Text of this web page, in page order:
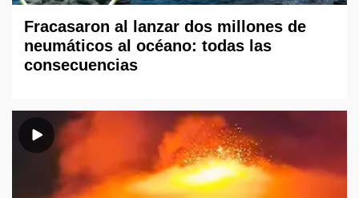
Fracasaron al lanzar dos millones de
neumáticos al océano: todas las
consecuencias